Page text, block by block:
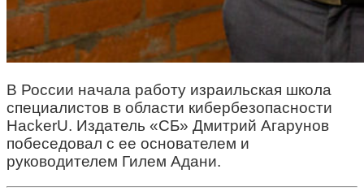
В России начала работу израильская школа
специалистов в области кибербезопасности
HackerU. Издатель «СБ» Дмитрий Агарунов
побеседовал с ее основателем и
руководителем Гилем Адани.